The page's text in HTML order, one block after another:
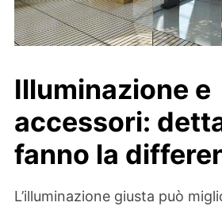
Illuminazione e
accessori:
fanno la
L’illuminazione giusta può